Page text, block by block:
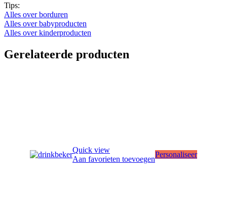
Tips:
Alles over borduren
Alles over babyproducten
Alles over kinderproducten
Gerelateerde producten
Quick view
Aan favorieten toevoegen
Personaliseer